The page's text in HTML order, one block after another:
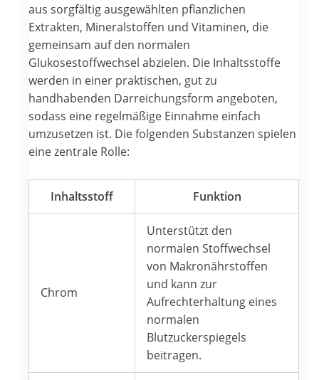
aus sorgfältig ausgewählten pflanzlichen
Extrakten, Mineralstoffen und Vitaminen, die
gemeinsam auf den normalen
Glukosestoffwechsel abzielen. Die Inhaltsstoffe
werden in einer praktischen, gut zu
handhabenden Darreichungsform angeboten,
sodass eine regelmäßige Einnahme einfach
umzusetzen ist. Die folgenden Substanzen spielen
eine zentrale Rolle:
Inhaltsstoff Funktion
Chrom
Unterstützt den
normalen Stoffwechsel
von Makronährstoffen
und kann zur
Aufrechterhaltung eines
normalen
Blutzuckerspiegels
beitragen.